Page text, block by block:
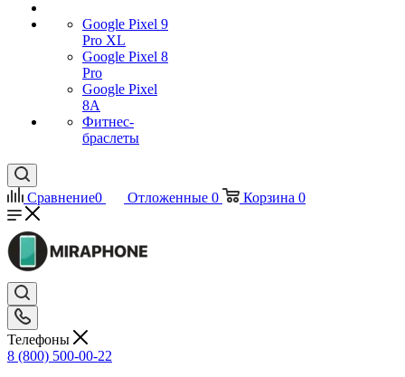
Google Pixel 9
Pro XL
Google Pixel 8
Pro
Google Pixel
8A
Фитнес-
браслеты
Сравнение0 Отложенные 0 Корзина 0
Телефоны
8 (800) 500-00-22